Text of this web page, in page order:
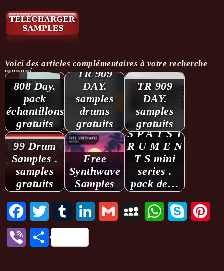
Voici des articles complémentaires à votre recherche
...........:
808 Day.
pack
échantillons
gratuits
TR 909
DAY.
samples
drums
gratuits
TR 909
DAY.
samples
gratuits
99 Drum
Samples .
samples
gratuits
Free
Synthwave
Samples
S P A T S T
R U M E N
T S mini
series .
pack de…
FacebookTwitter Tumblr LinkedInGmail MySpaceWhatsAppSkype
Viber Partager